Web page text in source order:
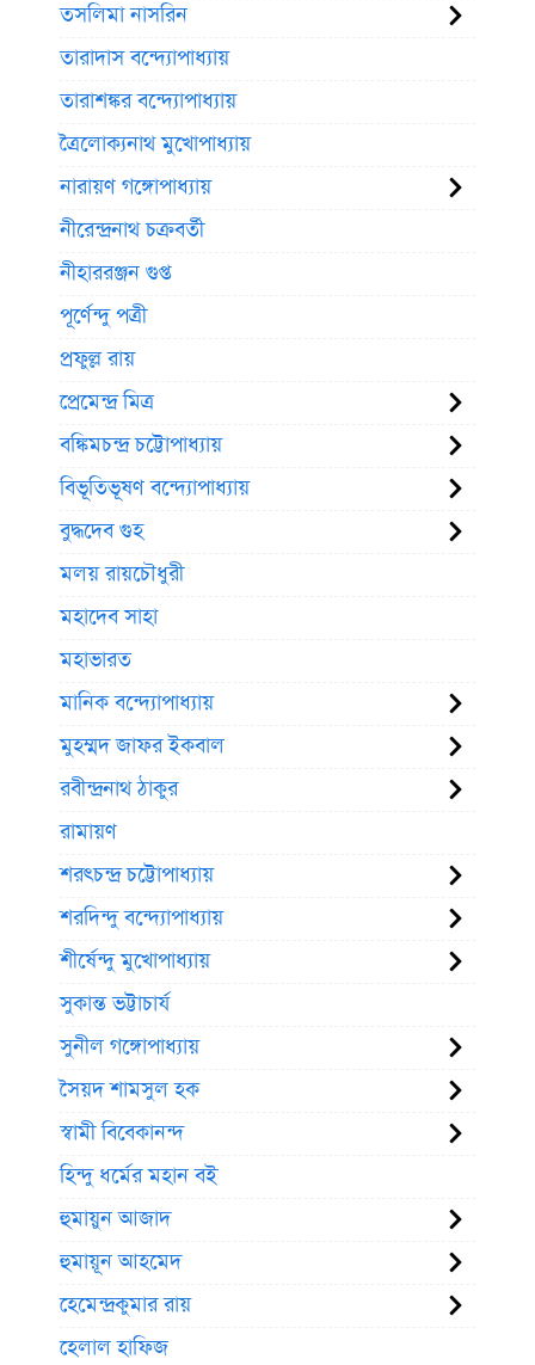
তসলিমা নাসরিন
তারাদাস বন্দ্যোপাধ্যায়
তারাশঙ্কর বন্দ্যোপাধ্যায়
ত্রৈলোক্যনাথ মুখোপাধ্যায়
নারায়ণ গঙ্গোপাধ্যায়
নীরেন্দ্রনাথ চক্রবর্তী
নীহাররঞ্জন গুপ্ত
পূর্ণেন্দু পত্রী
প্রফুল্ল রায়
প্রেমেন্দ্র মিত্র
বঙ্কিমচন্দ্র চট্টোপাধ্যায়
বিভূতিভূষণ বন্দ্যোপাধ্যায়
বুদ্ধদেব গুহ
মলয় রায়চৌধুরী
মহাদেব সাহা
মহাভারত
মানিক বন্দ্যোপাধ্যায়
মুহম্মদ জাফর ইকবাল
রবীন্দ্রনাথ ঠাকুর
রামায়ণ
শরৎচন্দ্র চট্টোপাধ্যায়
শরদিন্দু বন্দ্যোপাধ্যায়
শীর্ষেন্দু মুখোপাধ্যায়
সুকান্ত ভট্টাচার্য
সুনীল গঙ্গোপাধ্যায়
সৈয়দ শামসুল হক
স্বামী বিবেকানন্দ
হিন্দু ধর্মের মহান বই
হুমায়ুন আজাদ
হুমায়ূন আহমেদ
হেমেন্দ্রকুমার রায়
হেলাল হাফিজ